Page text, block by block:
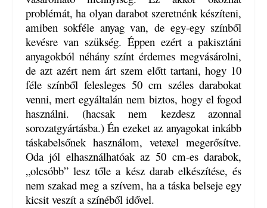
problémát, ha olyan darabot szeretnénk készíteni,
amiben sokféle anyag van, de egy-egy színből
kevésre van szükség. Éppen ezért a pakisztáni
anyagokból néhány színt érdemes megvásárolni,
de azt azért nem árt szem előtt tartani, hogy 10
féle színből felesleges 50 cm széles darabokat
venni, mert egyáltalán nem biztos, hogy el fogod
használni. (hacsak nem kezdesz azonnal
sorozatgyártásba.) Én ezeket az anyagokat inkább
táskabelsőnek használom, vetexel megerősítve.
Oda jól elhasználhatóak az 50 cm-es darabok,
„olcsóbb” lesz tőle a kész darab elkészítése, és
nem szakad meg a szívem, ha a táska belseje egy
kicsit veszít a színéből idővel.